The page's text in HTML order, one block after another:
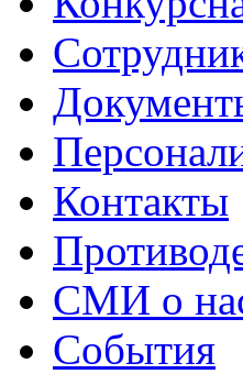
Контакты
СМИ о
События